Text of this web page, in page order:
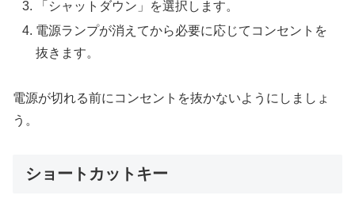
「シャットダウン」を選択します。
電源ランプが消えてから必要に応じてコンセントを
抜きます。
電源が切れる前にコンセントを抜かないようにしましょ
う。
ショートカットキー